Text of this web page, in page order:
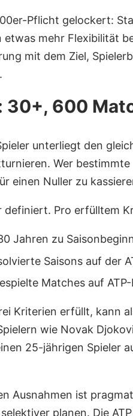
Pflicht gelockert:
etwas mehr Flexibilität
mit dem Ziel,
30+, 600
unterliegt den
Wer
einen Nuller zu
definiert. Pro erfülltem
Jahren zu
Saisons auf der
Matches auf
Kriterien erfüllt, kann
wie Novak
25-jährigen Spieler
Ausnahmen ist
planen. Die